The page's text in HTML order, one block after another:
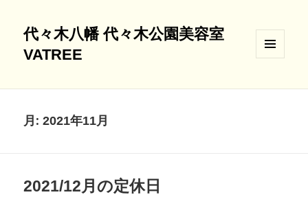
代々木八幡 代々木公園美容室
VATREE
ィジェ
月:2021年11月
2021/12月の定休日